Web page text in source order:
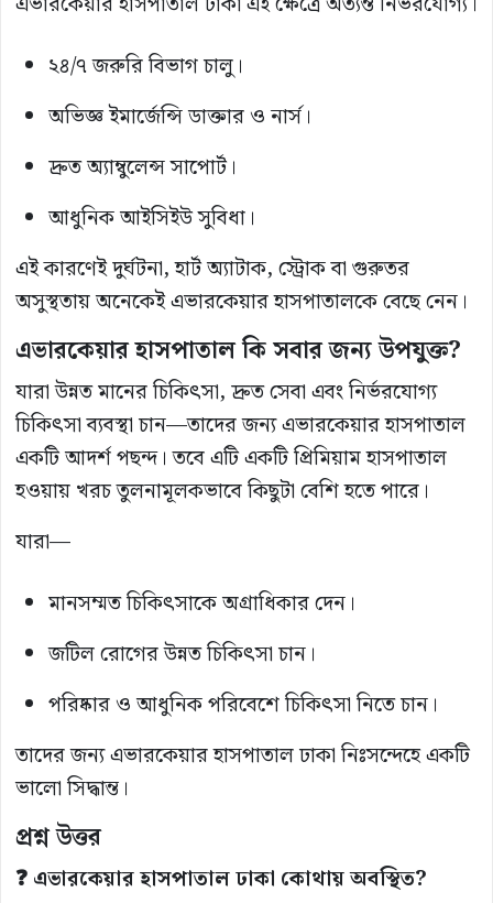
২৪/৭ জরুরি বিভাগ চালু।
অভিজ্ঞ ইমার্জেন্সি ডাক্তার ও নার্স।
দ্রুত অ্যাম্বুলেন্স সাপোর্ট।
আধুনিক আইসিইউ সুবিধা।
এই কারণেই দুর্ঘটনা, হার্ট অ্যাটাক, স্ট্রোক বা গুরুতর
অসুস্থতায় অনেকেই এভারকেয়ার হাসপাতালকে বেছে নেন।
এভারকেয়ার হাসপাতাল কি সবার জন্য উপযুক্ত?
যারা উন্নত মানের চিকিৎসা, দ্রুত সেবা এবং নির্ভরযোগ্য
চিকিৎসা ব্যবস্থা চান—তাদের জন্য এভারকেয়ার হাসপাতাল
একটি আদর্শ পছন্দ। তবে এটি একটি প্রিমিয়াম হাসপাতাল
হওয়ায় খরচ তুলনামূলকভাবে কিছুটা বেশি হতে পারে।
যারা—
মানসম্মত চিকিৎসাকে অগ্রাধিকার দেন।
জটিল রোগের উন্নত চিকিৎসা চান।
পরিষ্কার ও আধুনিক পরিবেশে চিকিৎসা নিতে চান।
তাদের জন্য এভারকেয়ার হাসপাতাল ঢাকা নিঃসন্দেহে একটি
ভালো সিদ্ধান্ত।
প্রশ্ন উত্তর
❓ এভারকেয়ার হাসপাতাল ঢাকা কোথায় অবস্থিত?